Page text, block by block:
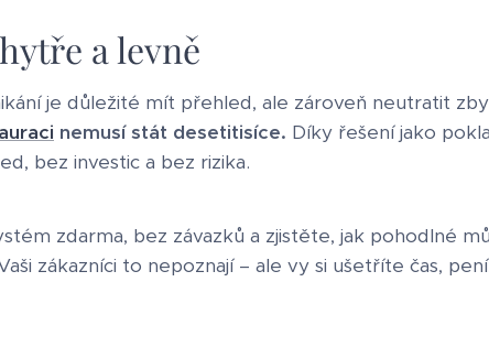
a levně
je důležité mít přehled, ale zároveň neutratit
nemusí stát desetitisíce. Díky řešení jako
bez investic a bez rizika.
zdarma, bez závazků a zjistěte, jak pohodlné
zákazníci to nepoznají – ale vy si ušetříte čas,